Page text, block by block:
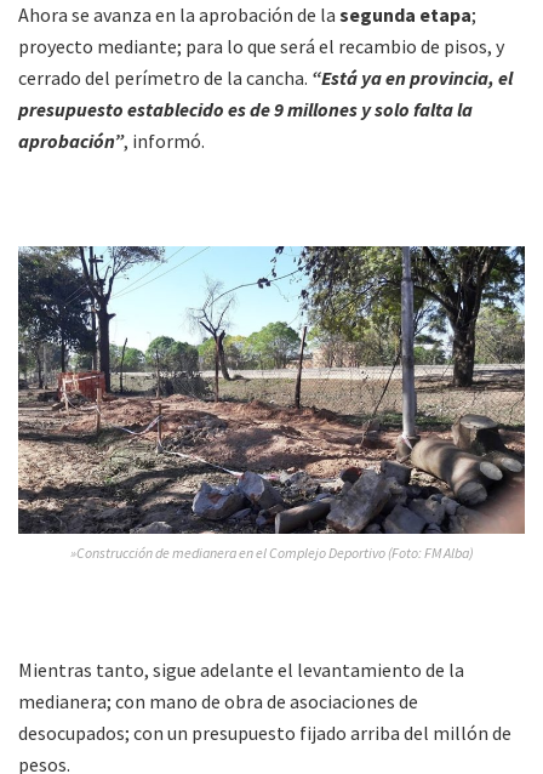
Ahora se avanza en la aprobación de la segunda etapa;
proyecto mediante; para lo que será el recambio de pisos, y
cerrado del perímetro de la cancha. “Está ya en provincia, el
presupuesto establecido es de 9 millones y solo falta la
aprobación”, informó.
»Construcción de medianera en el Complejo Deportivo (Foto: FM Alba)
Mientras tanto, sigue adelante el levantamiento de la
medianera; con mano de obra de asociaciones de
desocupados; con un presupuesto fijado arriba del millón de
pesos.